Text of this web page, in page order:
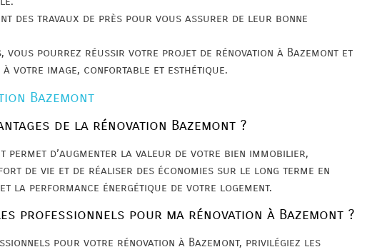
des travaux de près pour vous assurer de leur bonne
vous pourrez réussir votre projet de rénovation à Bazemont et
votre image, confortable et esthétique.
Bazemont
de la rénovation Bazemont ?
permet d’augmenter la valeur de votre bien immobilier,
de vie et de réaliser des économies sur le long terme en
la performance énergétique de votre logement.
professionnels pour ma rénovation à Bazemont ?
pour votre rénovation à Bazemont, privilégiez les